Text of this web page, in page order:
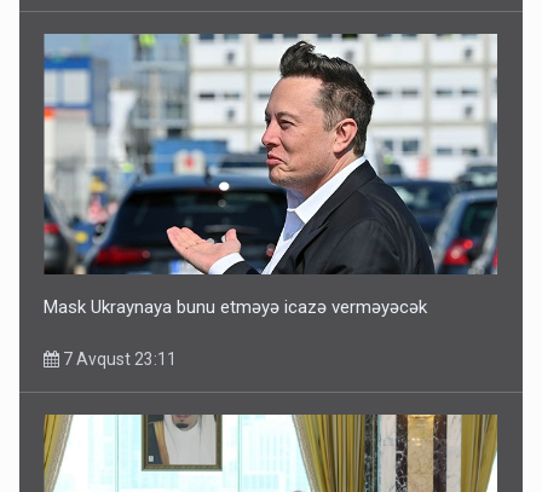
Mask Ukraynaya bunu etməyə icazə verməyəcək
7 Avqust 23:11